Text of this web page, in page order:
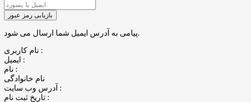
پیامی به آدرس ایمیل شما ارسال می شود.
نام کاربری :
ایمیل :
نام :
نام خانوادگی
آدرس وب سایت :
تاریخ ثبت نام :